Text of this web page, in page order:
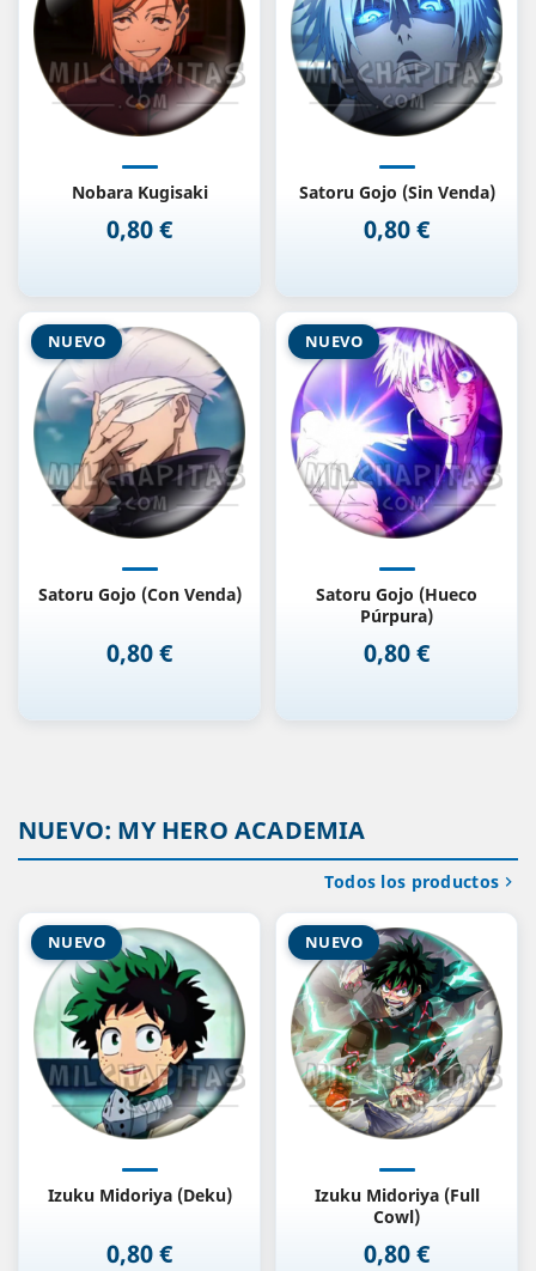
Nobara Kugisaki
Precio
0,80 €
Satoru Gojo (Sin Venda)
Precio
0,80 €
Satoru Gojo (Con Venda)
Precio
0,80 €
NUEVO
Satoru Gojo (Hueco
Púrpura)
Precio
0,80 €
NUEVO
NUEVO: MY HERO ACADEMIA
Izuku Midoriya (Deku)
Precio
0,80 €
NUEVO
Izuku Midoriya (Full
Cowl)
Precio
0,80 €
NUEVO
Todos los productos 